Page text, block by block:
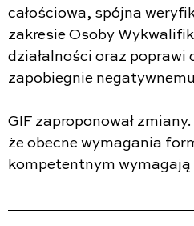
całościowa, spójna
zakresie Osoby
działalności oraz poprawi
zapobiegnie
GIF zaproponował
że obecne wymagania
kompetentnym